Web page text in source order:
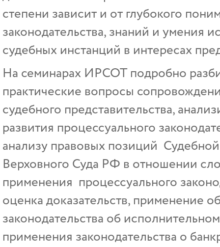
степени зависит и от глубокого
законодательства, знаний и умения
судебных инстанций в интересах
На семинарах ИРСОТ подробно
практические вопросы
судебного представительства,
развития процессуального
анализу правовых позиций
Верховного Суда РФ в отношении
применения процессуального
оценка доказательств, применение
законодательства об
применения законодательства о